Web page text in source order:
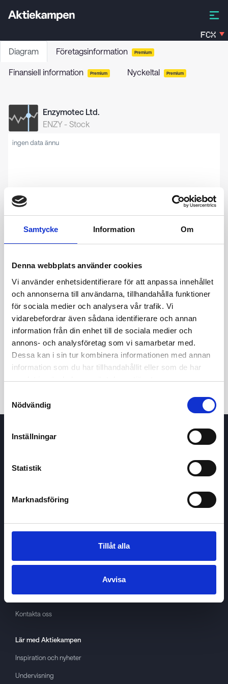
Samtycke Information Om
Denna webbplats använder cookies
Vi använder enhetsidentifierare för att anpassa innehållet
och annonserna till användarna, tillhandahålla funktioner
för sociala medier och analysera vår trafik. Vi
vidarebefordrar även sådana identifierare och annan
information från din enhet till de sociala medier och
annons- och analysföretag som vi samarbetar med.
Dessa kan i sin tur kombinera informationen med annan
information som du har tillhandahållit eller som de har
samlat in när du har använt deras tjänster.
Nödvändig
Inställningar
Statistik
Marknadsföring
Tillåt alla
Avvisa
FCX
Diagram Företagsinformation Premium
Finansiell information Premium Nyckeltal Premium
Enzymotec Ltd.
ENZY- Stock
ingen data ännu
24t 7d 1m 3m 1å 5å
Köp / Sälj
OmAktiekampen
About cookies
GDPR
Kontakta oss
Lär med Aktiekampen
Inspiration och nyheter
Undervisning